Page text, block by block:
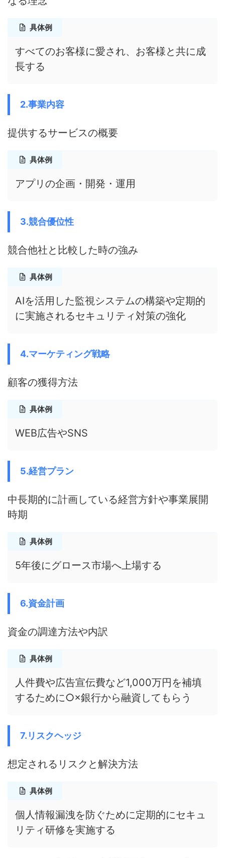
具体例
すべてのお客様に愛され、お客様と共に成
長する
2.事業内容
提供するサービスの概要
具体例
アプリの企画・開発・運用
3.競合優位性
競合他社と比較した時の強み
具体例
AIを活用した監視システムの構築や定期的
に実施されるセキュリティ対策の強化
4.マーケティング戦略
顧客の獲得方法
具体例
WEB広告やSNS
5.経営プラン
中長期的に計画している経営方針や事業展開
時期
具体例
5年後にグロース市場へ上場する
6.資金計画
資金の調達方法や内訳
具体例
人件費や広告宣伝費など1,000万円を補填
するために○×銀行から融資してもらう
7.リスクヘッジ
想定されるリスクと解決方法
具体例
個人情報漏洩を防ぐために定期的にセキュ
リティ研修を実施する